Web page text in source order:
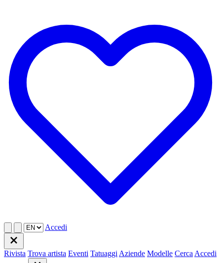
Accedi
Rivista Trova artista Eventi Tatuaggi Aziende Modelle Cerca Accedi